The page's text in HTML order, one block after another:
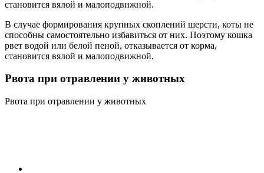
становится вялой и малоподвижной.
В случае формирования крупных скоплений шерсти, коты не
способны самостоятельно избавиться от них. Поэтому кошка
рвет водой или белой пеной, отказывается от корма,
становится вялой и малоподвижной.
Рвота при отравлении у животных
Рвота при отравлении у животных